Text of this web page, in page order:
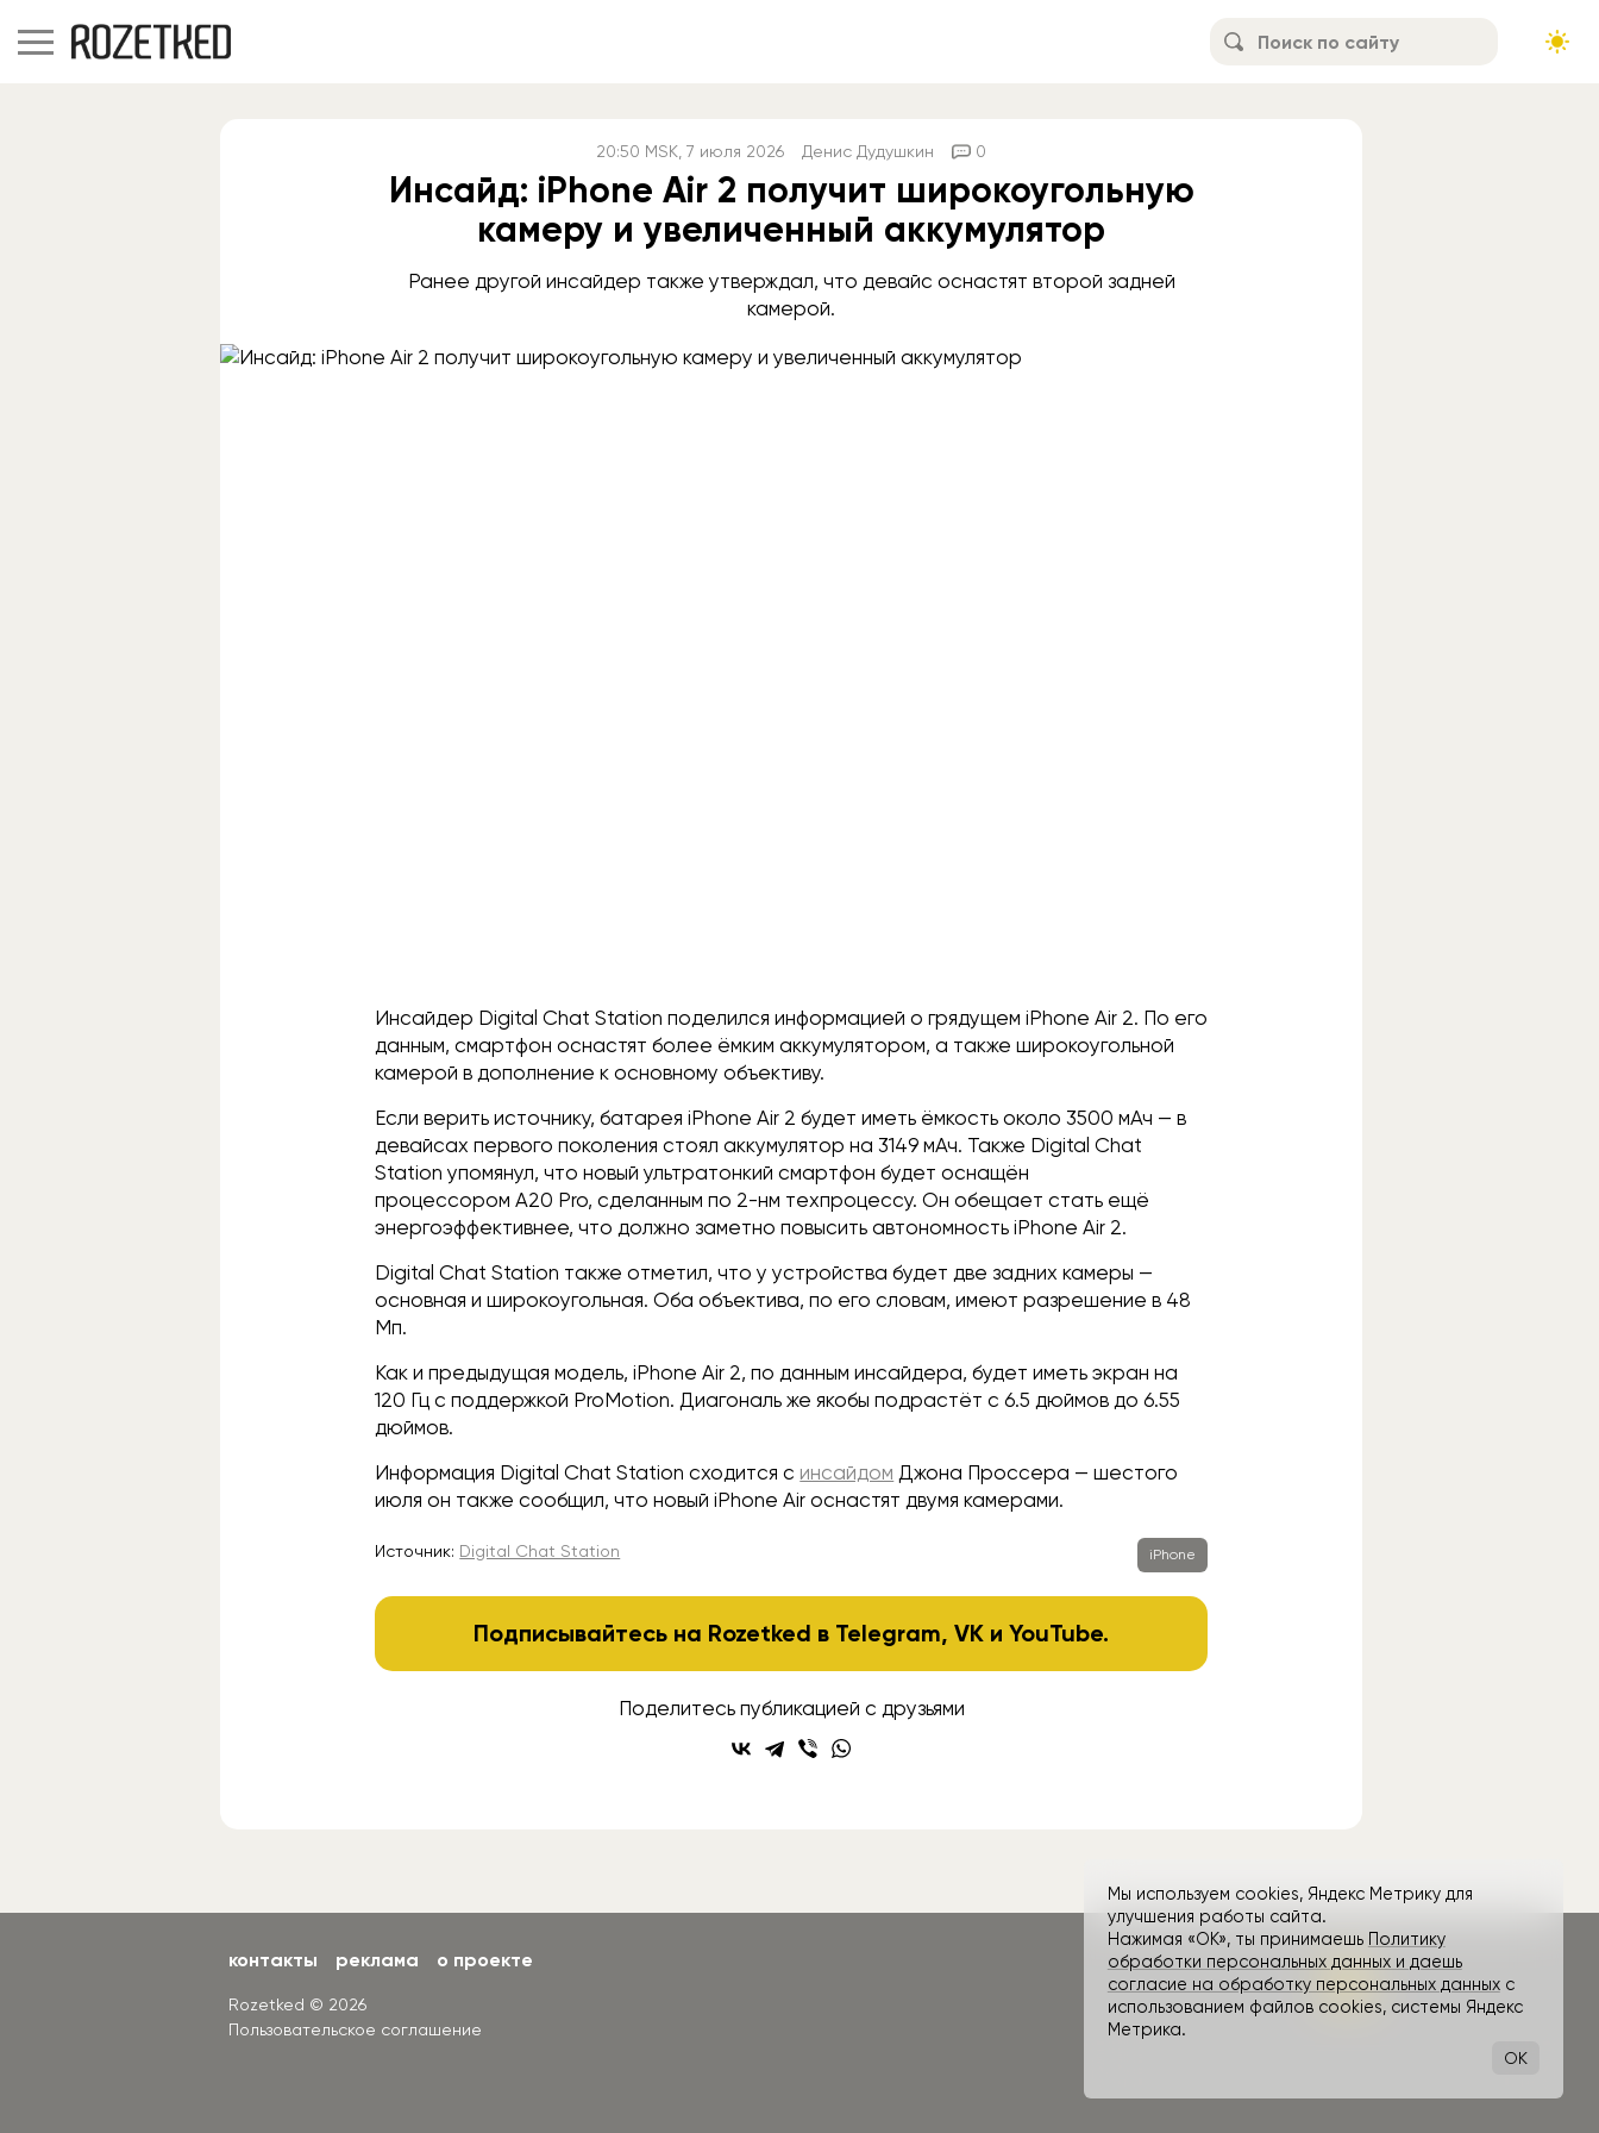
20:50 MSK , 7 июля 2026 Денис Дудушкин 0
Инсайд: iPhone Air 2 получит широкоугольную
камеру и увеличенный аккумулятор
Ранее другой инсайдер также утверждал, что девайс оснастят второй задней
камерой.
Инсайдер Digital Chat Station поделился информацией о грядущем iPhone Air 2. По его
данным, смартфон оснастят более ёмким аккумулятором, а также широкоугольной
камерой в дополнение к основному объективу.
Если верить источнику, батарея iPhone Air 2 будет иметь ёмкость около 3500 мАч — в
девайсах первого поколения стоял аккумулятор на 3149 мАч. Также Digital Chat
Station упомянул, что новый ультратонкий смартфон будет оснащён
процессором A20 Pro, сделанным по 2-нм техпроцессу. Он обещает стать ещё
энергоэффективнее, что должно заметно повысить автономность iPhone Air 2.
Digital Chat Station также отметил, что у устройства будет две задних камеры —
основная и широкоугольная. Оба объектива, по его словам, имеют разрешение в 48
Мп.
Как и предыдущая модель, iPhone Air 2, по данным инсайдера, будет иметь экран на
120 Гц с поддержкой ProMotion. Диагональ же якобы подрастёт с 6.5 дюймов до 6.55
дюймов.
Информация Digital Chat Station сходится с инсайдом Джона Проссера — шестого
июля он также сообщил, что новый iPhone Air оснастят двумя камерами.
Источник: Digital Chat Station iPhone
Подписывайтесь на Rozetked в Telegram,VK иYouTube.
Поделитесь публикацией с друзьями
контакты реклама о проекте
Rozetked © 2026
Пользовательское соглашение
Мы используем cookies, Яндекс Метрику для
улучшения работы сайта.
Нажимая «ОК», ты принимаешь Политику
обработки персональных данных и даешь
согласие на обработку персональных данныхс
использованием файлов cookies, системы Яндекс
Метрика.
OK